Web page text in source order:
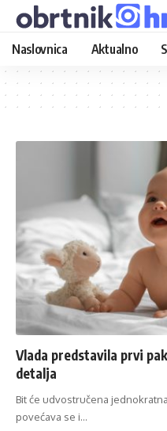
Naslovnica Aktualno
Vlada predstavila prvi
detalja
Bit će udvostručena
povećava se i…